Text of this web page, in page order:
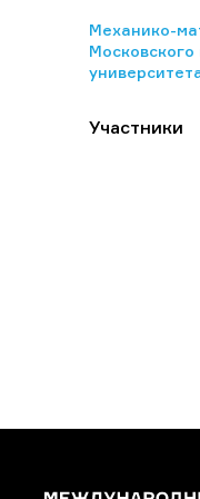
Механико-
Московского
Участники